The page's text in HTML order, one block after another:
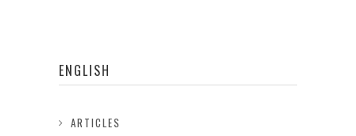
ENGLISH
ARTICLES